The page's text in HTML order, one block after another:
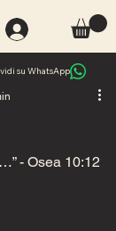
- Osea 10:12
su WhatsApp